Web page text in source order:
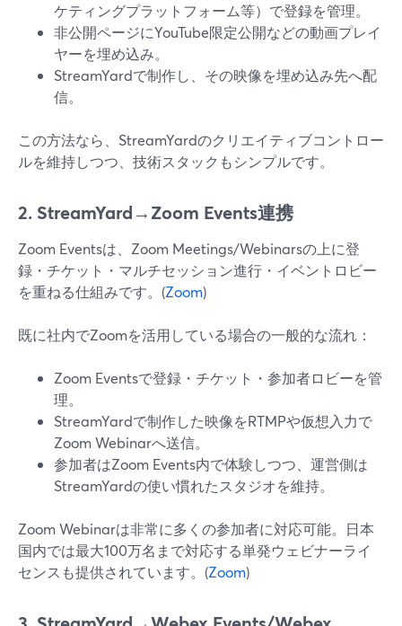
ケティングプラットフォーム等）で登録を管理。
非公開ページにYouTube限定公開などの動画プレイ
ヤーを埋め込み。
StreamYardで制作し、その映像を埋め込み先へ配
信。
この方法なら、StreamYardのクリエイティブコントロー
ルを維持しつつ、技術スタックもシンプルです。
2. StreamYard→Zoom Events連携
Zoom Eventsは、Zoom Meetings/Webinarsの上に登
録・チケット・マルチセッション進行・イベントロビー
を重ねる仕組みです。(Zoom)
既に社内でZoomを活用している場合の一般的な流れ：
Zoom Eventsで登録・チケット・参加者ロビーを管
理。
StreamYardで制作した映像をRTMPや仮想入力で
Zoom Webinarへ送信。
参加者はZoom Events内で体験しつつ、運営側は
StreamYardの使い慣れたスタジオを維持。
Zoom Webinarは非常に多くの参加者に対応可能。日本
国内では最大100万名まで対応する単発ウェビナーライ
センスも提供されています。(Zoom)